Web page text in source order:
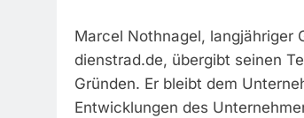
Marcel Nothnagel, langjähriger
dienstrad.de, übergibt seinen
Gründen. Er bleibt dem
Entwicklungen des